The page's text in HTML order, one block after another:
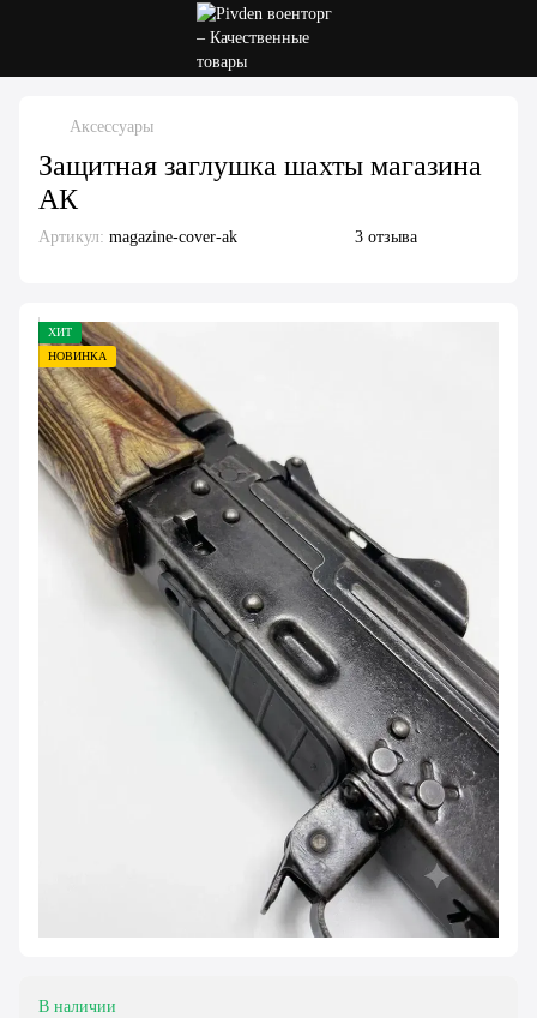
Аксессуары
Защитная заглушка шахты магазина
АК
Артикул: magazine-cover-ak 3 отзыва
ХИТ
НОВИНКА
В наличии